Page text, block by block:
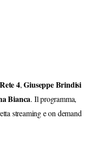
Rete 4,Giuseppe Brindisi
Bianca. Il programma,
streaming e on demand